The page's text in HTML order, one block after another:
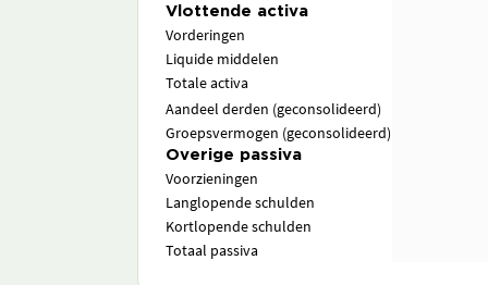
Vlottende activa
Vorderingen
Liquide middelen
Totale activa
Aandeel derden (geconsolideerd)
Groepsvermogen (geconsolideerd)
Overige passiva
Voorzieningen
Langlopende schulden
Kortlopende schulden
Totaal passiva